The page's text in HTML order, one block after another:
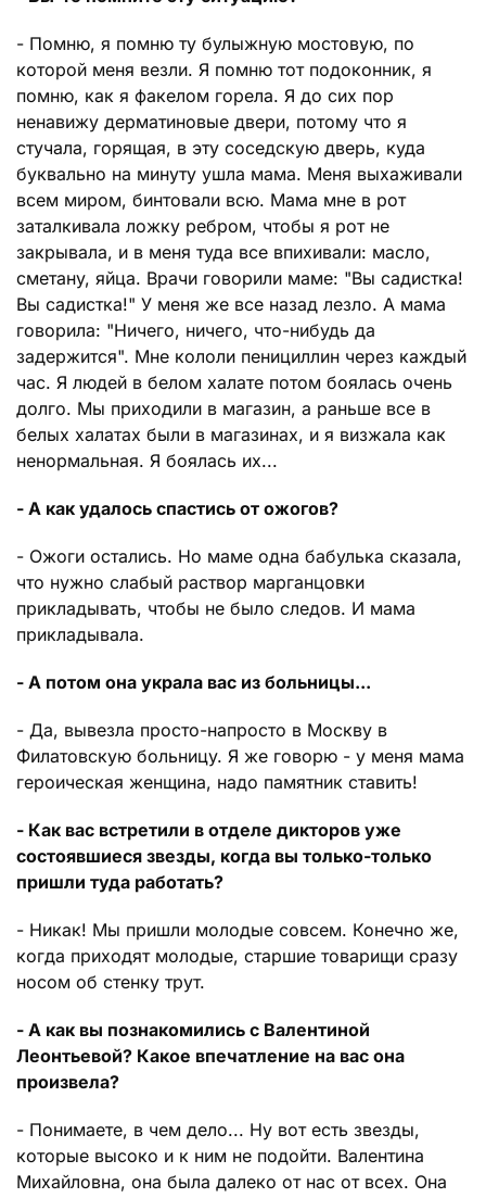
- Помню, я помню ту булыжную мостовую, по
которой меня везли. Я помню тот подоконник, я
помню, как я факелом горела. Я до сих пор
ненавижу дерматиновые двери, потому что я
стучала, горящая, в эту соседскую дверь, куда
буквально на минуту ушла мама. Меня выхаживали
всем миром, бинтовали всю. Мама мне в рот
заталкивала ложку ребром, чтобы я рот не
закрывала, и в меня туда все впихивали: масло,
сметану, яйца. Врачи говорили маме: "Вы садистка!
Вы садистка!" У меня же все назад лезло. А мама
говорила: "Ничего, ничего, что-нибудь да
задержится". Мне кололи пенициллин через каждый
час. Я людей в белом халате потом боялась очень
долго. Мы приходили в магазин, а раньше все в
белых халатах были в магазинах, и я визжала как
ненормальная. Я боялась их...
- А как удалось спастись от ожогов?
- Ожоги остались. Но маме одна бабулька сказала,
что нужно слабый раствор марганцовки
прикладывать, чтобы не было следов. И мама
прикладывала.
- А потом она украла вас из больницы...
- Да, вывезла просто-напросто в Москву в
Филатовскую больницу. Я же говорю - у меня мама
героическая женщина, надо памятник ставить!
- Как вас встретили в отделе дикторов уже
состоявшиеся звезды, когда вы только-только
пришли туда работать?
- Никак! Мы пришли молодые совсем. Конечно же,
когда приходят молодые, старшие товарищи сразу
носом об стенку трут.
- А как вы познакомились с Валентиной
Леонтьевой? Какое впечатление на вас она
произвела?
- Понимаете, в чем дело... Ну вот есть звезды,
которые высоко и к ним не подойти. Валентина
Михайловна, она была далеко от нас от всех. Она